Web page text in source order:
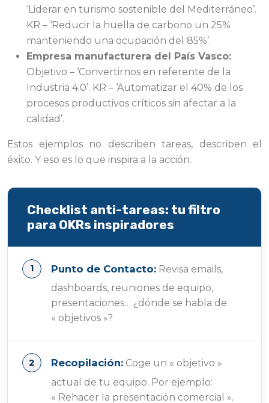
‘Liderar en turismo sostenible del Mediterráneo’.
KR – ‘Reducir la huella de carbono un 25%
manteniendo una ocupación del 85%’.
Empresa manufacturera del País Vasco:
Objetivo – ‘Convertirnos en referente de la
Industria 4.0’. KR – ‘Automatizar el 40% de los
procesos productivos críticos sin afectar a la
calidad’.
Estos ejemplos no describen tareas, describen el
éxito. Y eso es lo que inspira a la acción.
Checklist anti-tareas: tu filtro
para OKRs inspiradores
Punto de Contacto: Revisa emails,
dashboards, reuniones de equipo,
presentaciones… ¿dónde se habla de
« objetivos »?
Recopilación: Coge un « objetivo »
actual de tu equipo. Por ejemplo:
« Rehacer la presentación comercial ».